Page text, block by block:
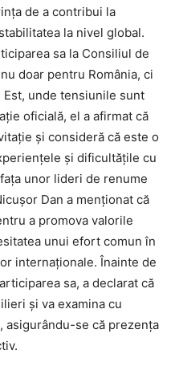
de a contribui la
la nivel global.
sa la Consiliul de
doar pentru România, ci
unde tensiunile sunt
oficială, el a afirmat că
și consideră că este o
și dificultățile cu
unor lideri de renume
Dan a menționat că
a promova valorile
unui efort comun în
internaționale. Înainte de
sa, a declarat că
și va examina cu
asigurându-se că prezența